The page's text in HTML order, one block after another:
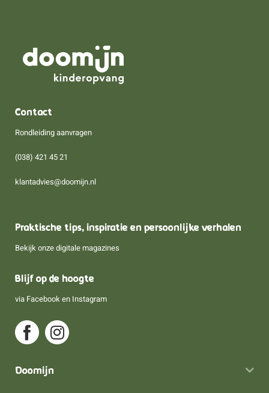
Doomijn
Contact
Rondleiding aanvragen
(038) 421 45 21
klantadvies@doomijn.nl
Praktische tips, inspiratie en persoonlijke verhalen
Bekijk onze digitale magazines
Blijf op de hoogte
via Facebook en Instagram